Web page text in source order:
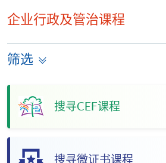
企业行政及管治课程
筛选
搜寻CEF课程
搜寻微证书课程